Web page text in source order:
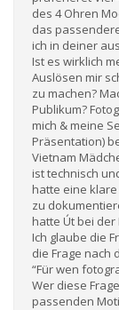
des 4 Ohren
das
ich in deiner
Ist es wirklich
Auslösen mir
zu machen?
Publikum?
mich & meine
Präsentation)
Vietnam
ist technisch
hatte eine
zu
hatte Út bei der
Ich glaube die
die Frage nach
“Für wen
Wer diese
passenden